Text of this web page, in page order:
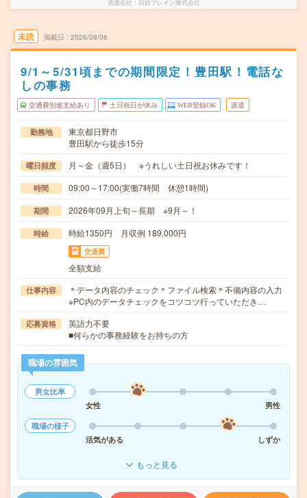
派遣会社 日総ブレイン株式会社
未読 掲載日 2026/08/06
9/1～5/31頃までの期間限定！豊田駅！電話な
しの事務
交通費別途支給あり 土日祝日が休み WEB登録OK 派遣
勤務地
東京都日野市
豊田駅から徒歩15分
曜日頻度 月～金（週5日） ※うれしい土日祝お休みです！
時間 09:00～17:00(実働7時間 休憩1時間)
期間 2026年09月上旬～長期 ※9月～！
時給 時給1350円 月収例 189,000円
交通費
全額支給
仕事内容
＊データ内容のチェック＊ファイル検索＊不備内容の入力
※PC内のデータチェックをコツコツ行っていただき…
応募資格
英語力不要
■何らかの事務経験をお持ちの方
職場の雰囲気
男女比率
女性
男性
職場の様子
活気がある
しずか
もっと見る